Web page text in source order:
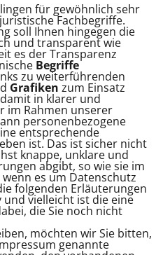
für gewöhnlich sehr
Fachbegriffe.
soll Ihnen hingegen die
und transparent wie
es der Transparenz
Begriffe
zu weiterführenden
Grafiken zum Einsatz
in klarer und
im Rahmen unserer
personenbezogene
entsprechende
ist. Das ist sicher nicht
knappe, unklare und
abgibt, so wie sie im
es um Datenschutz
folgenden Erläuterungen
vielleicht ist die eine
die Sie noch nicht
möchten wir Sie bitten,
genannte